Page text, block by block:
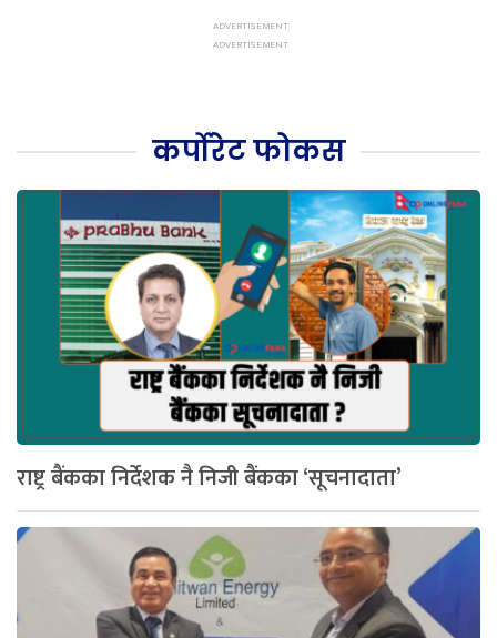
कर्पोरेट फोकस
राष्ट्र बैंकका निर्देशक नै निजी बैंकका ‘सूचनादाता’